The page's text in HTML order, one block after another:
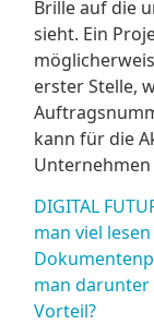
Brille auf die
sieht. Ein
erster Stelle,
kann für die
Unternehmen
DIGITAL
man viel
man
Vorteil?